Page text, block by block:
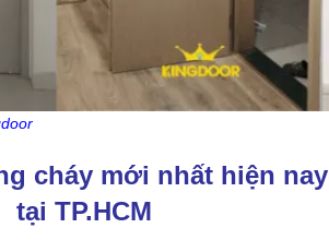
cháy mới nhất hiện nay
tại TP.HCM